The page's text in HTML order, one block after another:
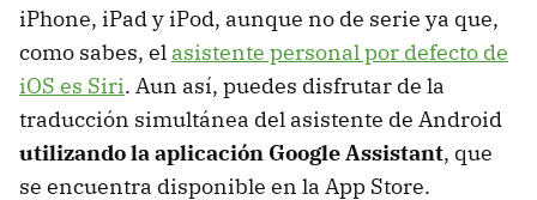
iPhone, iPad y iPod, aunque no de serie ya que,
como sabes, el asistente personal por defecto de
iOS es Siri. Aun así, puedes disfrutar de la
traducción simultánea del asistente de Android
utilizando la aplicación Google Assistant, que
se encuentra disponible en la App Store.